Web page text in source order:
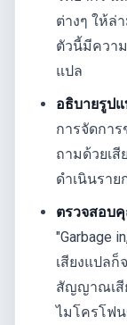
ต่างๆ ให้ล่
ตัวนี้มีควา
แปล
อธิบายรูปแ
การจัดการ
ถามด้วยเ
ดำเนินรา
ตรวจสอบ
"Garbage
เสียงแปลก็
สัญญาณเสี
ไมโครโฟ